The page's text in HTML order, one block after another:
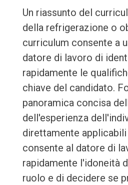
Un riassunto del
della refrigerazione o
curriculum consente a
datore di lavoro di
rapidamente le
chiave del candidato.
panoramica concisa
dell'esperienza
direttamente
consente al datore di
rapidamente l'idoneità
ruolo e di decidere se